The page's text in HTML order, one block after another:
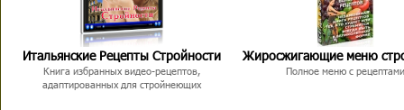
Итальянские Рецепты Стройности
Книга избранных видео-рецептов,
адаптированных для стройнеющих
Жиросжигающие меню
Полное меню с рецептами